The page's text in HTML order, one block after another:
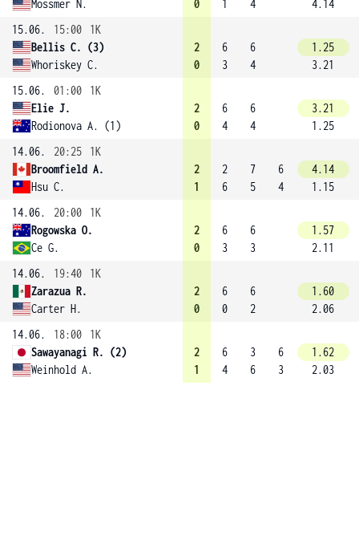
Mossmer N. 0 1 4
4.14
15.06.
15:00
1K
Bellis C. (3)
Whoriskey C.
2
0
6
3
6
4
1.25
3.21
15.06.
01:00
1K
Elie J.
Rodionova A. (1)
2
0
6
4
6
4
3.21
1.25
14.06.
20:25
1K
Broomfield A.
Hsu C.
2
1
2
6
7
5
6
4
4.14
1.15
14.06.
20:00
1K
Rogowska O.
Ce G.
2
0
6
3
6
3
1.57
2.11
14.06.
19:40
1K
Zarazua R.
Carter H.
2
0
6
0
6
2
1.60
2.06
14.06.
18:00
1K
Sawayanagi R. (2)
Weinhold A.
2
1
6
4
3
6
6
3
1.62
2.03